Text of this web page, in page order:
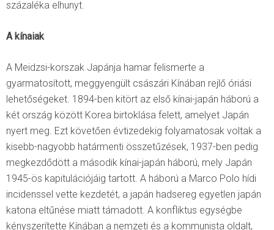
százaléka elhunyt.
A kínaiak
A Meidzsi-korszak Japánja hamar felismerte a
gyarmatosított, meggyengült császári Kínában rejlő óriási
lehetőségeket. 1894-ben kitört az első kínai-japán háború a
két ország között Korea birtoklása felett, amelyet Japán
nyert meg. Ezt követően évtizedekig folyamatosak voltak a
kisebb-nagyobb határmenti összetűzések, 1937-ben pedig
megkezdődött a második kínai-japán háború, mely Japán
1945-ös kapitulációjáig tartott. A háború a Marco Polo hídi
incidenssel vette kezdetét, a japán hadsereg egyetlen japán
katona eltűnése miatt támadott. A konfliktus egységbe
kényszerítette Kínában a nemzeti és a kommunista oldalt,